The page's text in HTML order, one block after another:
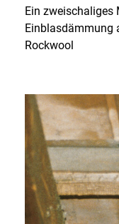
Ein zweischaliges
Einblasdämmung
Rockwool